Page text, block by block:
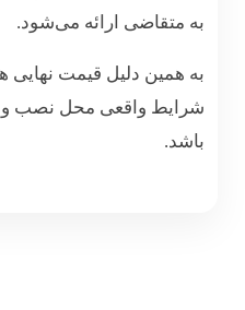
به متقاضی ارائه می‌شود.
به همین دلیل قیمت نهایی
شرایط واقعی محل نصب و
باشد.